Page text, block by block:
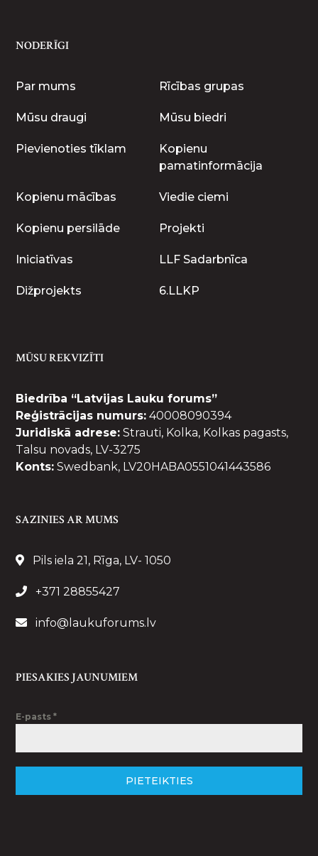
NODERĪGI
Par mums Rīcības grupas
Mūsu draugi Mūsu biedri
Pievienoties tīklam
Kopienu
pamatinformācija
Kopienu mācības Viedie ciemi
Kopienu persilāde Projekti
Iniciatīvas LLF Sadarbnīca
Dižprojekts 6.LLKP
MŪSU REKVIZĪTI
Biedrība “Latvijas Lauku forums”
Reģistrācijas numurs: 40008090394
Juridiskā adrese: Strauti, Kolka, Kolkas pagasts,
Talsu novads, LV-3275
Konts: Swedbank, LV20HABA0551041443586
SAZINIES AR MUMS
Pils iela 21, Rīga, LV- 1050
+371 28855427
info@laukuforums.lv
PIESAKIES JAUNUMIEM
E-pasts*
PIETEIKTIES